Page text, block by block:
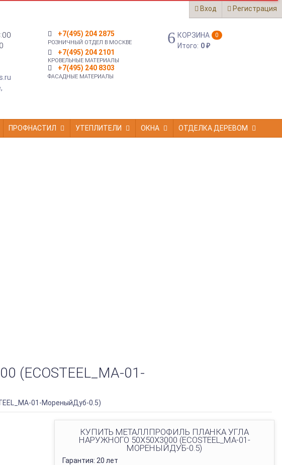
Вход Регистрация
+7(495) 204 2875
РОЗНИЧНЫЙ ОТДЕЛ В МОСКВЕ
+7(495) 204 2101
КРОВЕЛЬНЫЕ МАТЕРИАЛЫ
+7(495) 240 8303
ФАСАДНЫЕ МАТЕРИАЛЫ
КОРЗИНА 0
Итого: 0₽
ПРОФНАСТИЛ УТЕПЛИТЕЛИ ОКНА ОТДЕЛКА ДЕРЕВОМ
01-
01-МореныйДуб-0.5)
КУПИТЬ МЕТАЛЛПРОФИЛЬ ПЛАНКА УГЛА
НАРУЖНОГО 50Х50Х3000 (ECOSTEEL_MA-01-
МОРЕНЫЙДУБ-0.5)
Гарантия: 20 лет